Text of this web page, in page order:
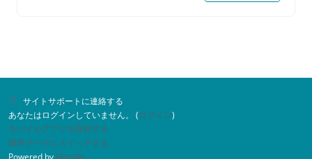
サイトサポートに連絡する
あなたはログインしていません。 (ログイン)
モバイルアプリを取得する
標準テーマにスイッチする